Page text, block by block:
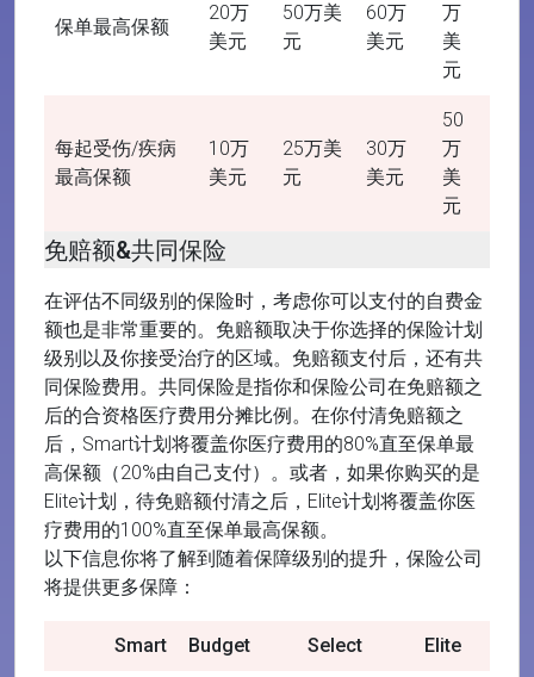
保单最高保额
20万
美元
50万美
元
60万
美元
万
美
元
每起受伤/疾病
最高保额
10万
美元
25万美
元
30万
美元
50
万
美
元
免赔额&共同保险
在评估不同级别的保险时，考虑你可以支付的自费金
额也是非常重要的。免赔额取决于你选择的保险计划
级别以及你接受治疗的区域。免赔额支付后，还有共
同保险费用。共同保险是指你和保险公司在免赔额之
后的合资格医疗费用分摊比例。在你付清免赔额之
后，Smart计划将覆盖你医疗费用的80%直至保单最
高保额（20%由自己支付）。或者，如果你购买的是
Elite计划，待免赔额付清之后，Elite计划将覆盖你医
疗费用的100%直至保单最高保额。
以下信息你将了解到随着保障级别的提升，保险公司
将提供更多保障：
Smart Budget Select Elite